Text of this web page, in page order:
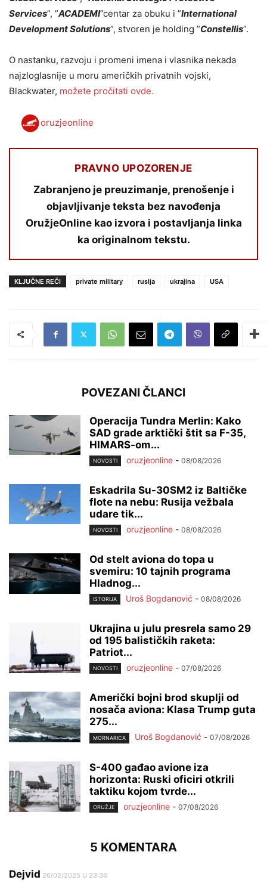
Services”, ”ACADEMI”centar za obuku i ”International
Development Solutions”, stvoren je holding ”Constellis”.
O nastanku, razvoju i promeni imena i vlasnika nekada
najzloglasnije u moru američkih privatnih vojski,
Blackwater, možete pročitati ovde.
oruzjeonline
PRAVNO UPOZORENJE
Zabranjeno je preuzimanje, prenošenje i
objavljivanje teksta bez navođenja
OružjeOnline kao izvora i postavljanja linka
ka originalnom tekstu.
KLJUČNE REČI private military rusija ukrajina USA
POVEZANI ČLANCI
Operacija Tundra Merlin: Kako
SAD grade arktički štit sa F-35,
HIMARS-om...
NOVOSTI oruzjeonline - 08/08/2026
Eskadrila Su-30SM2 iz Baltičke
flote na nebu: Rusija vežbala
udare tik...
NOVOSTI oruzjeonline - 08/08/2026
Od stelt aviona do topa u
svemiru: 10 tajnih programa
Hladnog...
ISTORIJA Uroš Bogdanović - 08/08/2026
Ukrajina u julu presrela samo 29
od 195 balističkih raketa:
Patriot...
NOVOSTI oruzjeonline - 07/08/2026
Američki bojni brod skuplji od
nosača aviona: Klasa Trump guta
275...
MORNARICA Uroš Bogdanović - 07/08/2026
S-400 gađao avione iza
horizonta: Ruski oficiri otkrili
taktiku kojom tvrde...
ORUŽJE oruzjeonline - 07/08/2026
5 KOMENTARA
Dejvid 26/02/2025 U 23:36